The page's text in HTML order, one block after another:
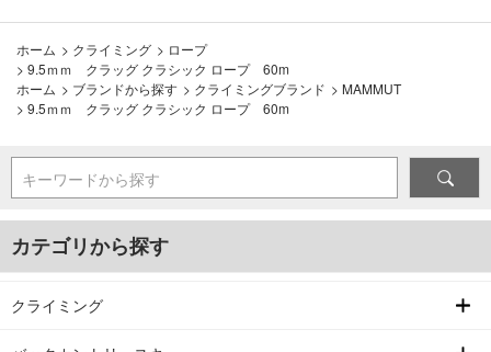
ホーム > クライミング > ロープ
> 9.5ｍｍ クラッグ クラシック ロープ 60m
ホーム > ブランドから探す > クライミングブランド > MAMMUT
> 9.5ｍｍ クラッグ クラシック ロープ 60m
キーワードから探す
カテゴリから探す
クライミング